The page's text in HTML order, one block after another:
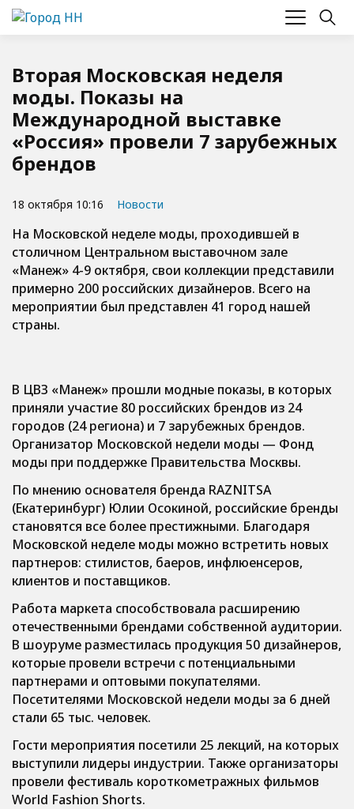
Вторая Московская неделя
моды. Показы на
Международной выставке
«Россия» провели 7 зарубежных
брендов
18 октября 10:16 Новости
На Московской неделе моды, проходившей в
столичном Центральном выставочном зале
«Манеж» 4-9 октября, свои коллекции представили
примерно 200 российских дизайнеров. Всего на
мероприятии был представлен 41 город нашей
страны.
В ЦВЗ «Манеж» прошли модные показы, в которых
приняли участие 80 российских брендов из 24
городов (24 региона) и 7 зарубежных брендов.
Организатор Московской недели моды — Фонд
моды при поддержке Правительства Москвы.
По мнению основателя бренда RAZNITSA
(Екатеринбург) Юлии Осокиной, российские бренды
становятся все более престижными. Благодаря
Московской неделе моды можно встретить новых
партнеров: стилистов, баеров, инфлюенсеров,
клиентов и поставщиков.
Работа маркета способствовала расширению
отечественными брендами собственной аудитории.
В шоуруме разместилась продукция 50 дизайнеров,
которые провели встречи с потенциальными
партнерами и оптовыми покупателями.
Посетителями Московской недели моды за 6 дней
стали 65 тыс. человек.
Гости мероприятия посетили 25 лекций, на которых
выступили лидеры индустрии. Также организаторы
провели фестиваль короткометражных фильмов
World Fashion Shorts.